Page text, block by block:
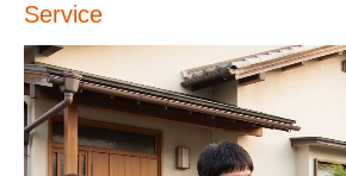
Service